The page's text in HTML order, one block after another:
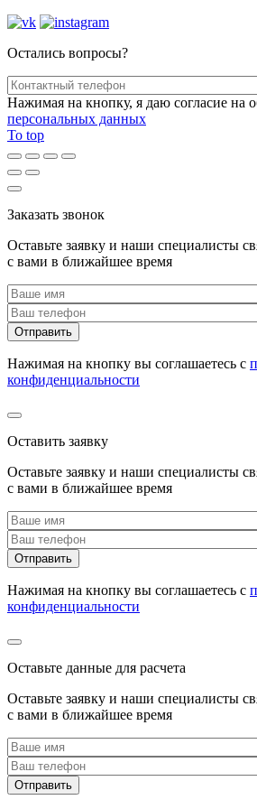
Остались вопросы?
Нажимая на кнопку, я даю согласие на
персональных данных
To top
Заказать звонок
Оставьте заявку и наши специалисты
с вами в ближайшее время
Нажимая на кнопку вы соглашаетесь с
конфиденциальности
Оставить заявку
Оставьте заявку и наши специалисты
с вами в ближайшее время
Нажимая на кнопку вы соглашаетесь с
конфиденциальности
Оставьте данные для расчета
Оставьте заявку и наши специалисты
с вами в ближайшее время